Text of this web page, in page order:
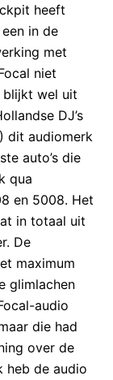
heeft
in de
met
niet
blijkt wel uit
DJ’s
dit audiomerk
auto’s die
qua
en 5008. Het
in totaal uit
De
maximum
glimlachen
audio
die had
over de
heb de audio